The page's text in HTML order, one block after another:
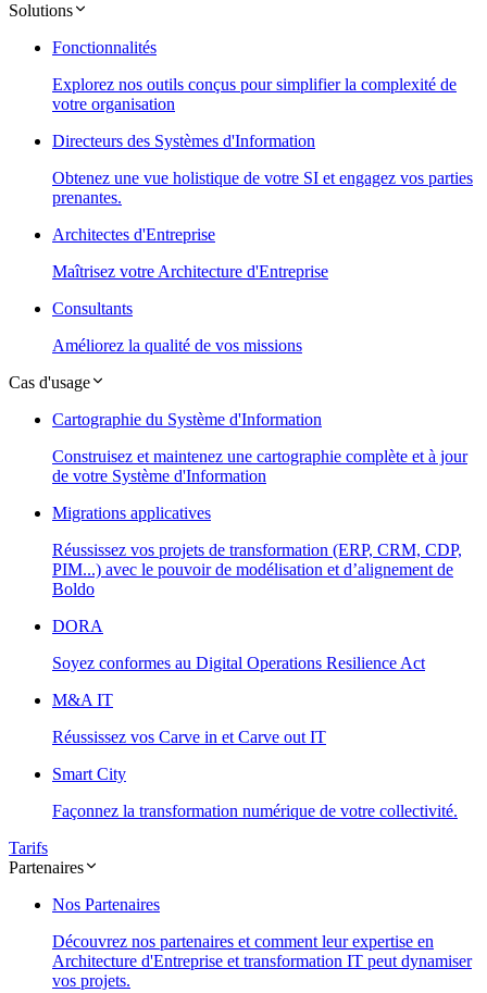
Solutions
Fonctionnalités
Explorez nos outils conçus pour simplifier la complexité de
votre organisation
Directeurs des Systèmes d'Information
Obtenez une vue holistique de votre SI et engagez vos parties
prenantes.
Architectes d'Entreprise
Maîtrisez votre Architecture d'Entreprise
Consultants
Améliorez la qualité de vos missions
Cas d'usage
Cartographie du Système d'Information
Construisez et maintenez une cartographie complète et à jour
de votre Système d'Information
Migrations applicatives
Réussissez vos projets de transformation (ERP, CRM, CDP,
PIM...) avec le pouvoir de modélisation et d’alignement de
Boldo
DORA
Soyez conformes au Digital Operations Resilience Act
M&A IT
Réussissez vos Carve in et Carve out IT
Smart City
Façonnez la transformation numérique de votre collectivité.
Tarifs
Partenaires
Nos Partenaires
Découvrez nos partenaires et comment leur expertise en
Architecture d'Entreprise et transformation IT peut dynamiser
vos projets.